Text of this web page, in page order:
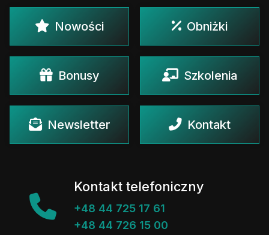
Nowości Obniżki
Bonusy Szkolenia
Newsletter Kontakt
Kontakt telefoniczny
+48 44 725 17 61
+48 44 726 15 00